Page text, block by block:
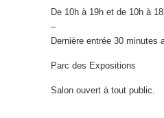
dès les…[...]
petit‑déjeuner cet hiver
organisme
De 10h à 19h et de 10h à
–
Dernière entrée 30 minutes
Parc des Expositions
Salon ouvert à tout public.